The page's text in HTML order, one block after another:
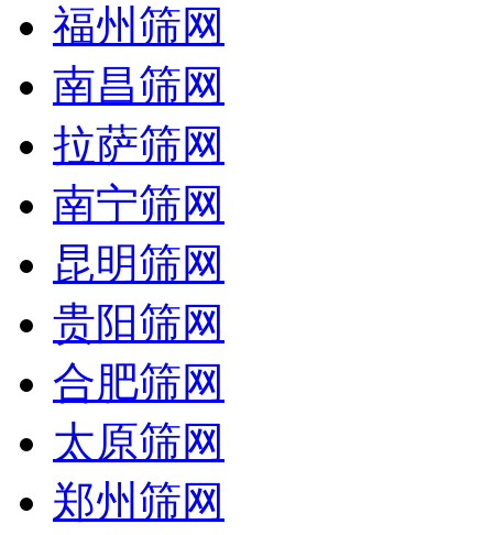
福州筛网
南昌筛网
拉萨筛网
南宁筛网
昆明筛网
贵阳筛网
合肥筛网
太原筛网
郑州筛网